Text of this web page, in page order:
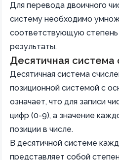
Для перевода двоичного
систему необходимо
соответствующую степень
результаты.
Десятичная система
Десятичная система
позиционной системой с
означает, что для записи
цифр (0-9), а значение
позиции в числе.
В десятичной системе
представляет собой